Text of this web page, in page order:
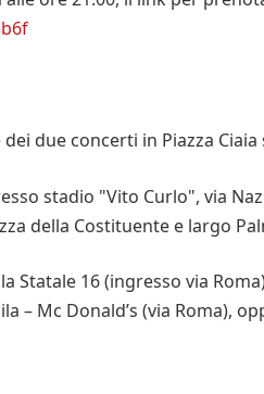
due concerti in Piazza Ciaia
stadio "Vito Curlo", via
della Costituente e largo
16 (ingresso via
– Mc Donald’s (via Roma),